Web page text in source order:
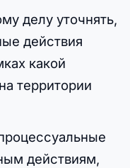
делу уточнять,
действия
какой
территории
действиям,